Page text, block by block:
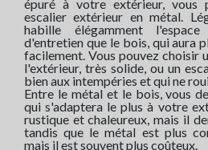
épuré à votre extérieur, vous
escalier extérieur en métal.
habille élégamment
d'entretien que le bois, qui aura
facilement. Vous pouvez choisir
l'extérieur, très solide, ou un
bien aux intempéries et qui ne
Entre le métal et le bois, vous
qui s'adaptera le plus à votre
rustique et chaleureux, mais il
tandis que le métal est plus
mais il est souvent plus coûteux.